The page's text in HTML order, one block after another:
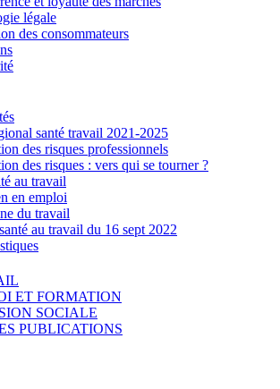
légale
des consommateurs
santé travail 2021-2025
des risques professionnels
des risques : vers qui se tourner ?
au travail
en emploi
du travail
au travail du 16 sept 2022
ET FORMATION
SOCIALE
PUBLICATIONS